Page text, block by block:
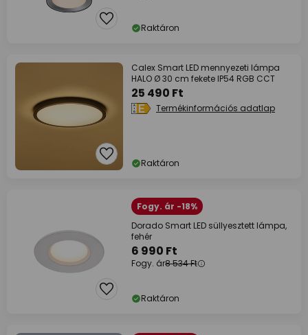
Raktáron
Calex Smart LED mennyezeti lámpa
HALO Ø 30 cm fekete IP54 RGB CCT
25 490 Ft
Termékinformációs adatlap
Raktáron
Fogy. ár -18%
Dorado Smart LED süllyesztett lámpa,
fehér
6 990 Ft
Fogy. ár8 534 Ft
Raktáron